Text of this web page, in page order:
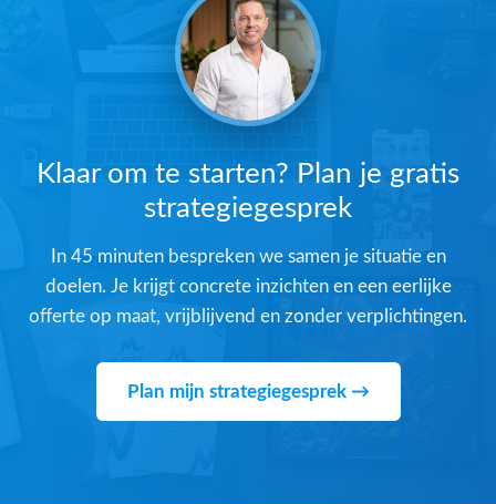
Klaar om te starten? Plan je gratis
strategiegesprek
In 45 minuten bespreken we samen je situatie en
doelen. Je krijgt concrete inzichten en een eerlijke
offerte op maat, vrijblijvend en zonder verplichtingen.
Plan mijn strategiegesprek →